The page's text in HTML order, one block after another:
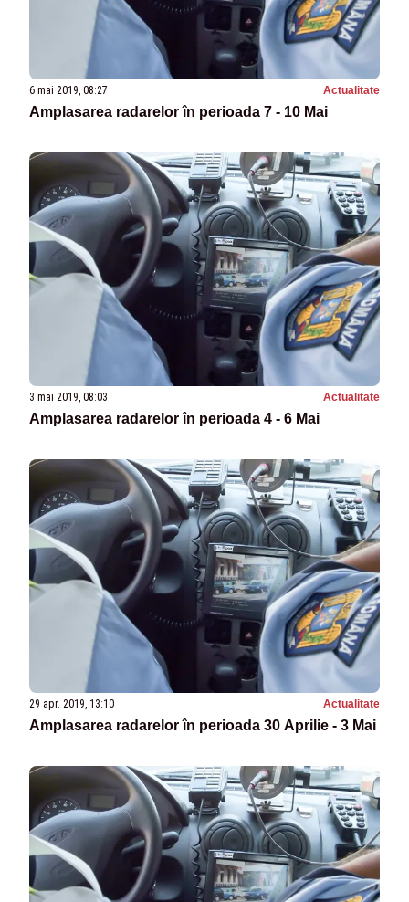
6 mai 2019, 08:27 Actualitate
Amplasarea radarelor în perioada 7 - 10 Mai
3 mai 2019, 08:03 Actualitate
Amplasarea radarelor în perioada 4 - 6 Mai
29 apr. 2019, 13:10 Actualitate
Amplasarea radarelor în perioada 30 Aprilie - 3 Mai